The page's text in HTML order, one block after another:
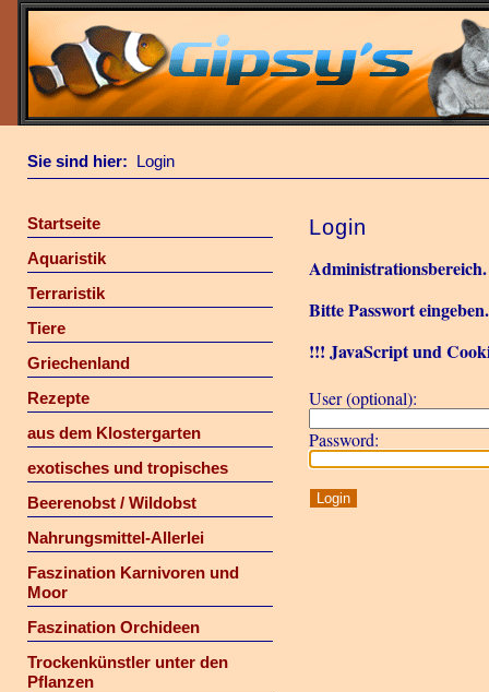
Sie sind hier: Login
Startseite
Aquaristik
Terraristik
Tiere
Griechenland
Rezepte
aus dem Klostergarten
exotisches und tropisches
Beerenobst / Wildobst
Nahrungsmittel-Allerlei
Faszination Karnivoren und
Moor
Faszination Orchideen
Trockenkünstler unter den
Pflanzen
Login
Administrationsbereich.
Bitte Passwort eingeben.
!!! JavaScript und
User (optional):
Password: